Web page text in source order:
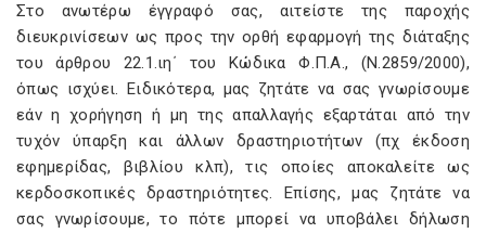
Στο ανωτέρω έγγραφό σας, αιτείστε της παροχής
διευκρινίσεων ως προς την ορθή εφαρμογή της διάταξης
του άρθρου 22.1.ιη΄ του Κώδικα Φ.Π.Α., (Ν.2859/2000),
όπως ισχύει. Ειδικότερα, μας ζητάτε να σας γνωρίσουμε
εάν η χορήγηση ή μη της απαλλαγής εξαρτάται από την
τυχόν ύπαρξη και άλλων δραστηριοτήτων (πχ έκδοση
εφημερίδας, βιβλίου κλπ), τις οποίες αποκαλείτε ως
κερδοσκοπικές δραστηριότητες. Επίσης, μας ζητάτε να
σας γνωρίσουμε, το πότε μπορεί να υποβάλει δήλωση